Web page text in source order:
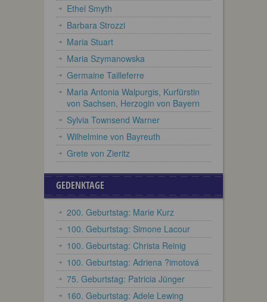
Ethel Smyth
Barbara Strozzi
Maria Stuart
Maria Szymanowska
Germaine Tailleferre
Maria Antonia Walpurgis, Kurfürstin
von Sachsen, Herzogin von Bayern
Sylvia Townsend Warner
Wilhelmine von Bayreuth
Grete von Zieritz
GEDENKTAGE
200. Geburtstag: Marie Kurz
100. Geburtstag: Simone Lacour
100. Geburtstag: Christa Reinig
100. Geburtstag: Adriena ?imotová
75. Geburtstag: Patricia Jünger
160. Geburtstag: Adele Lewing